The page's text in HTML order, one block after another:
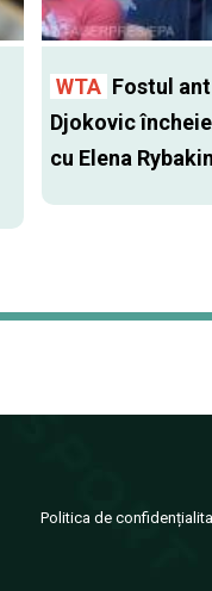
WTA Fostul
Djokovic
cu Elena
Politica de